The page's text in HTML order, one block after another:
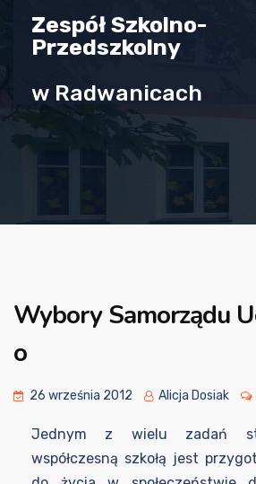
Zespół Szkolno-
Przedszkolny
w Radwanicach
Wybory Samorządu
o
26 września 2012 Alicja Dosiak
Jednym z wielu zadań
współczesną szkołą jest